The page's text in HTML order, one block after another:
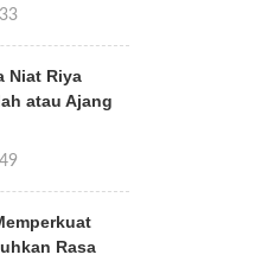
Niat Riya
atau Ajang
Rasa